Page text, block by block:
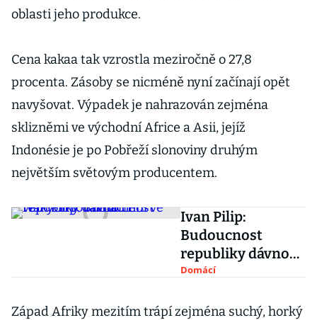
oblasti jeho produkce.
Cena kakaa tak vzrostla meziročně o 27,8
procenta. Zásoby se nicméně nyní začínají opět
navyšovat. Výpadek je nahrazován zejména
sklizněmi ve východní Africe a Asii, jejíž
Indonésie je po Pobřeží slonoviny druhým
největším světovým producentem.
Ivan Pilip:
Budoucnost
republiky dávno
není ve velkých
Domácí
Západ Afriky mezitím trápí zejména suchý, horký